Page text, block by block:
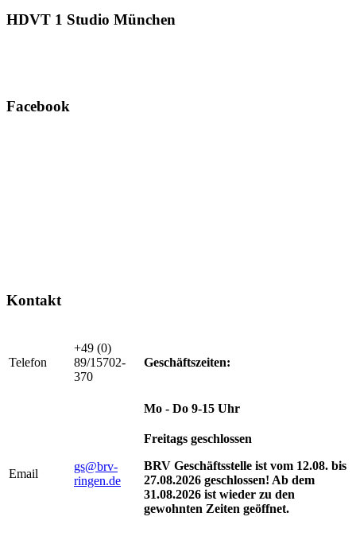
HDVT 1 Studio München
Facebook
Kontakt
Telefon
+49 (0)
89/15702-
370
Geschäftszeiten:
Mo - Do 9-15 Uhr
Email
gs@brv-
ringen.de
Freitags geschlossen
BRV Geschäftsstelle ist vom 12.08. bis
27.08.2026 geschlossen! Ab dem
31.08.2026 ist wieder zu den
gewohnten Zeiten geöffnet.